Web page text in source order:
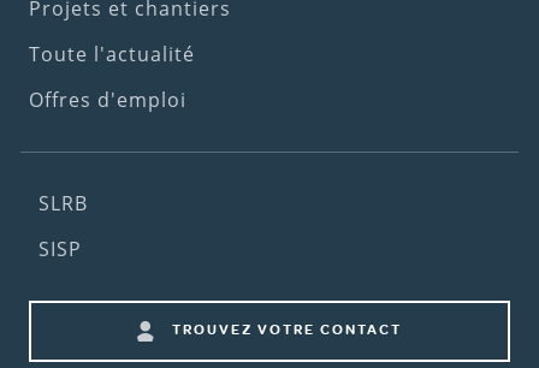
Projets et chantiers
Toute l'actualité
Offres d'emploi
Footer
(2nd
SLRB
SISP
Footer
TROUVEZ VOTRE CONTACT